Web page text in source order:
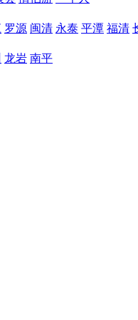
罗源 闽清 永泰 平潭 福清
龙岩 南平